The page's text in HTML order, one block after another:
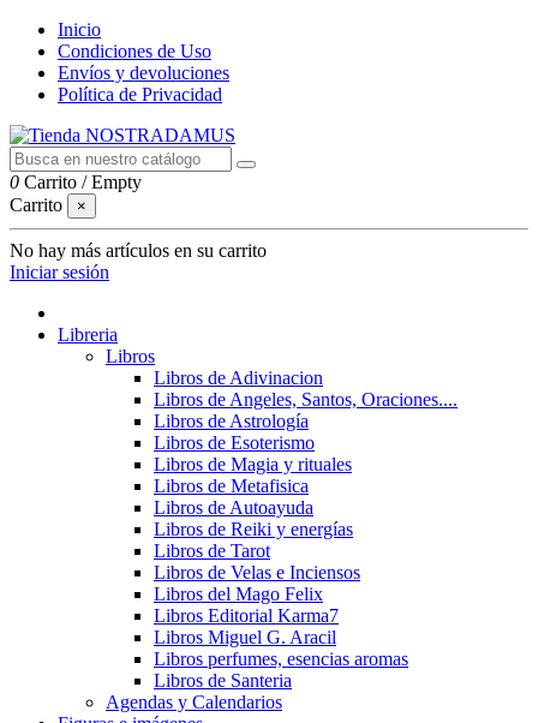
Inicio
Condiciones de Uso
Envíos y devoluciones
Política de Privacidad
0 Carrito /Empty
Carrito
×
No hay más artículos en su carrito
Iniciar sesión
Libreria
Libros
Libros de Adivinacion
Libros de Angeles, Santos, Oraciones....
Libros de Astrología
Libros de Esoterismo
Libros de Magia y rituales
Libros de Metafisica
Libros de Autoayuda
Libros de Reiki y energías
Libros de Tarot
Libros de Velas e Inciensos
Libros del Mago Felix
Libros Editorial Karma7
Libros Miguel G. Aracil
Libros perfumes, esencias aromas
Libros de Santeria
Agendas y Calendarios